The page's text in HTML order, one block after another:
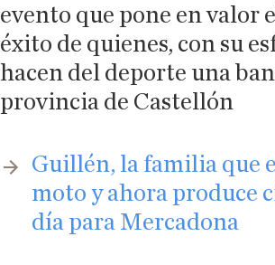
evento que pone en valor
éxito de quienes, con su
hacen del deporte una
provincia de Castellón
​Guillén, la familia que
moto y ahora produce
día para Mercadona